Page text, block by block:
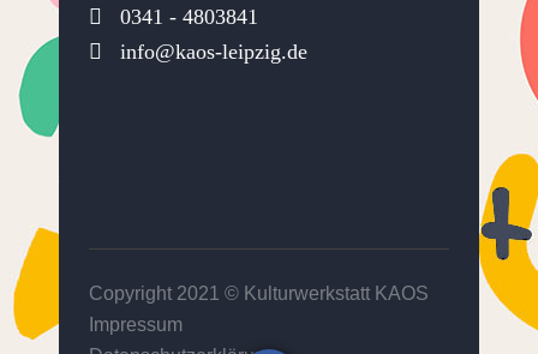
0341 - 4803841
info@kaos-leipzig.de
Copyright 2021 © Kulturwerkstatt KAOS
Impressum